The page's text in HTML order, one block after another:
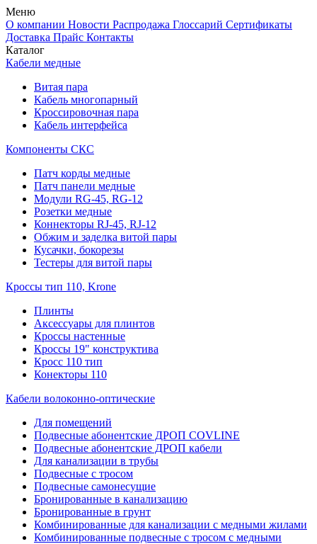
Меню
О компании Новости Распродажа Глоссарий Сертификаты
Доставка Прайс Контакты
Каталог
Кабели медные
Витая пара
Кабель многопарный
Кроссировочная пара
Кабель интерфейса
Компоненты СКС
Патч корды медные
Патч панели медные
Модули RG-45, RG-12
Розетки медные
Коннекторы RJ-45, RJ-12
Обжим и заделка витой пары
Кусачки, бокорезы
Тестеры для витой пары
Кроссы тип 110, Krone
Плинты
Аксессуары для плинтов
Кроссы настенные
Кроссы 19" конструктива
Кросс 110 тип
Конекторы 110
Кабели волоконно-оптические
Для помещений
Подвесные абонентские ДРОП COVLINE
Подвесные абонентские ДРОП кабели
Для канализации в трубы
Подвесные с тросом
Подвесные самонесущие
Бронированные в канализацию
Бронированные в грунт
Комбинированные для канализации с медными жилами
Комбинированные подвесные с тросом с медными